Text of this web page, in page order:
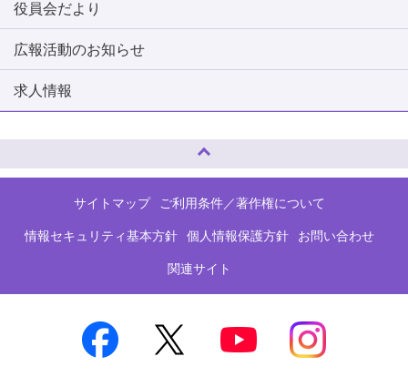
役員会だより
広報活動のお知らせ
求人情報
サイトマップ ご利用条件／著作権について
情報セキュリティ基本方針 個人情報保護方針 お問い合わせ
関連サイト